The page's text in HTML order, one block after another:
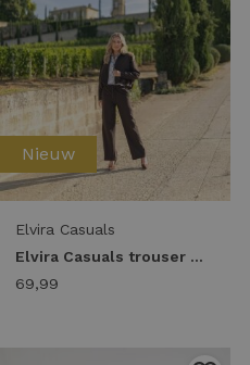
Nieuw
Elvira Casuals
Elvira Casuals trouser madison e4 26-004 Broek dark coffee
69,99